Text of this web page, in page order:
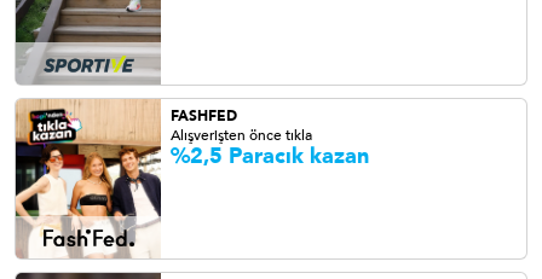
FASHFED
Alışverişten önce tıkla
%2,5 Paracık kazan